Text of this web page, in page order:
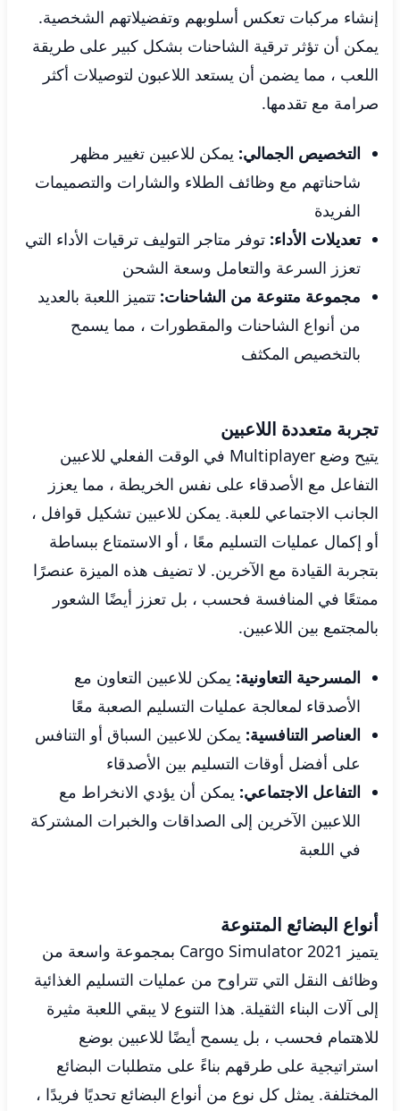
إنشاء مركبات تعكس أسلوبهم وتفضيلاتهم الشخصية.
يمكن أن تؤثر ترقية الشاحنات بشكل كبير على طريقة
اللعب ، مما يضمن أن يستعد اللاعبون لتوصيلات أكثر
صرامة مع تقدمها.
التخصيص الجمالي: يمكن للاعبين تغيير مظهر
شاحناتهم مع وظائف الطلاء والشارات والتصميمات
الفريدة
تعديلات الأداء: توفر متاجر التوليف ترقيات الأداء التي
تعزز السرعة والتعامل وسعة الشحن
مجموعة متنوعة من الشاحنات: تتميز اللعبة بالعديد
من أنواع الشاحنات والمقطورات ، مما يسمح
بالتخصيص المكثف
تجربة متعددة اللاعبين
يتيح وضع Multiplayer في الوقت الفعلي للاعبين
التفاعل مع الأصدقاء على نفس الخريطة ، مما يعزز
الجانب الاجتماعي للعبة. يمكن للاعبين تشكيل قوافل ،
أو إكمال عمليات التسليم معًا ، أو الاستمتاع ببساطة
بتجربة القيادة مع الآخرين. لا تضيف هذه الميزة عنصرًا
ممتعًا في المنافسة فحسب ، بل تعزز أيضًا الشعور
بالمجتمع بين اللاعبين.
المسرحية التعاونية: يمكن للاعبين التعاون مع
الأصدقاء لمعالجة عمليات التسليم الصعبة معًا
العناصر التنافسية: يمكن للاعبين السباق أو التنافس
على أفضل أوقات التسليم بين الأصدقاء
التفاعل الاجتماعي: يمكن أن يؤدي الانخراط مع
اللاعبين الآخرين إلى الصداقات والخبرات المشتركة
في اللعبة
أنواع البضائع المتنوعة
يتميز Cargo Simulator 2021 بمجموعة واسعة من
وظائف النقل التي تتراوح من عمليات التسليم الغذائية
إلى آلات البناء الثقيلة. هذا التنوع لا يبقي اللعبة مثيرة
للاهتمام فحسب ، بل يسمح أيضًا للاعبين بوضع
استراتيجية على طرقهم بناءً على متطلبات البضائع
المختلفة. يمثل كل نوع من أنواع البضائع تحديًا فريدًا ،